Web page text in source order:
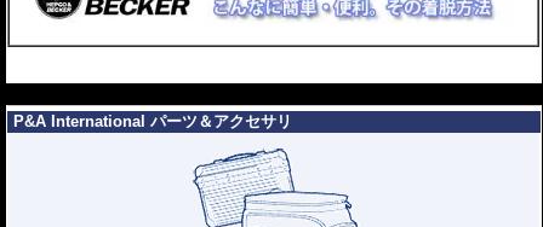
P&A International パーツ＆アクセサリ